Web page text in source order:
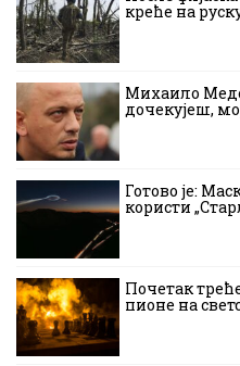
креће на
Михаило
дочекујеш,
Готово је:
користи
Почетак
пионе на